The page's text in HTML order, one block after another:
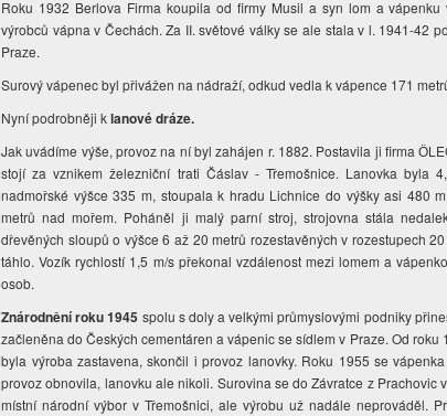
Roku 1932 Berlova Firma koupila od firmy Musil a syn lom a
výrobců vápna v Čechách. Za II. světové války se ale stala v l. 1941-42
Praze.
Surový vápenec byl přivážen na nádraží, odkud vedla k vápence 171
Nyní podrobněji klanové dráze.
Jak uvádíme výše, provoz na ní byl zahájen r. 1882. Postavila ji firma
stojí za vznikem železniční trati Čáslav - Třemošnice. Lanovka byla
nadmořské výšce 335 m, stoupala k hradu Lichnice do výšky asi 480
metrů nad mořem. Poháněl ji malý parní stroj, strojovna stála
dřevěných sloupů o výšce 6 až 20 metrů rozestavěných v rozestupech
táhlo. Vozík rychlostí 1,5 m/s překonal vzdálenost mezi lomem a
osob.
Znárodnění roku 1945 spolu s doly a velkými průmyslovými podniky
začleněna do Českých cementáren a vápenic se sídlem v Praze. Od
byla výroba zastavena, skončil i provoz lanovky. Roku 1955 se
provoz obnovila, lanovku ale nikoli. Surovina se do Závratce z Prachovic
místní národní výbor v Třemošnici, ale výrobu už nadále neprováděl.